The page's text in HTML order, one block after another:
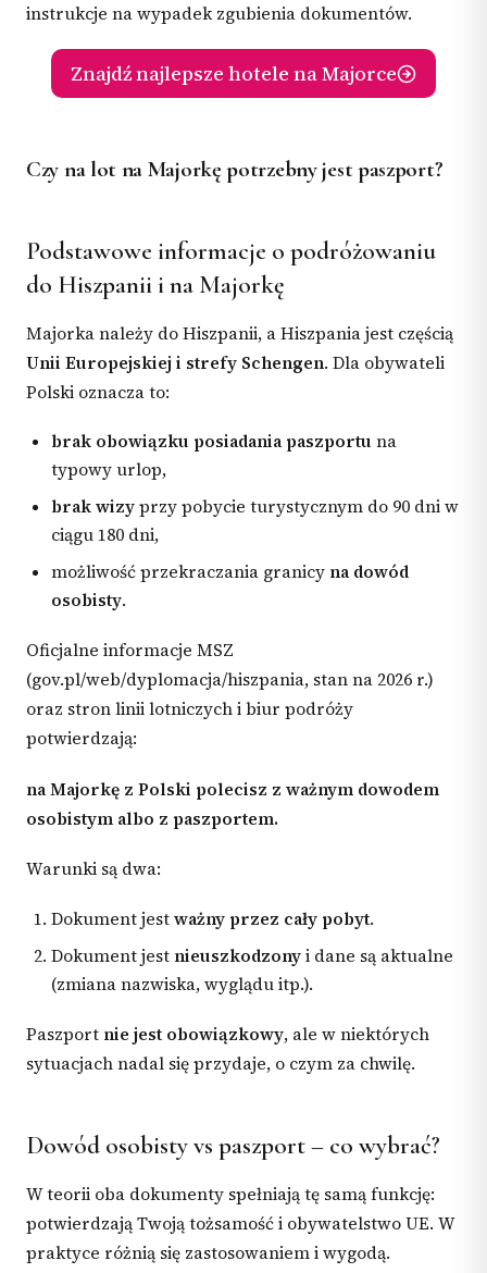
instrukcje na wypadek zgubienia dokumentów.
Znajdź najlepsze hotele na Majorce
Czy na lot na Majorkę potrzebny jest paszport?
Podstawowe informacje o podróżowaniu
do Hiszpanii i na Majorkę
Majorka należy do Hiszpanii, a Hiszpania jest częścią
Unii Europejskiej i strefy Schengen. Dla obywateli
Polski oznacza to:
brak obowiązku posiadania paszportu na
typowy urlop,
brak wizyprzy pobycie turystycznym do 90 dni w
ciągu 180 dni,
możliwość przekraczania granicy na dowód
osobisty.
Oficjalne informacje MSZ
(gov.pl/web/dyplomacja/hiszpania, stan na 2026 r.)
oraz stron linii lotniczych i biur podróży
potwierdzają:
na Majorkę z Polski polecisz z ważnym dowodem
osobistym albo z paszportem.
Warunki są dwa:
Dokument jestważny przez cały pobyt.
Dokument jest nieuszkodzonyi dane są aktualne
(zmiana nazwiska, wyglądu itp.).
Paszport nie jest obowiązkowy, ale w niektórych
sytuacjach nadal się przydaje, o czym za chwilę.
Dowód osobisty vs paszport – co wybrać?
W teorii oba dokumenty spełniają tę samą funkcję:
potwierdzają Twoją tożsamość i obywatelstwo UE. W
praktyce różnią się zastosowaniem i wygodą.